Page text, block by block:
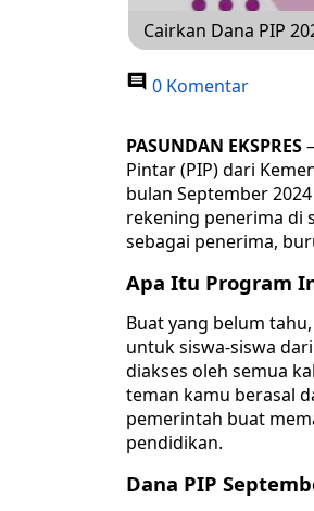
Cairkan Dana PIP
0 Komentar
PASUNDAN EKSPRES
Pintar (PIP) dari
bulan September
rekening penerima di
sebagai penerima,
Apa Itu Program
Buat yang belum
untuk siswa-siswa
diakses oleh semua
teman kamu berasal
pemerintah buat
pendidikan.
Dana PIP